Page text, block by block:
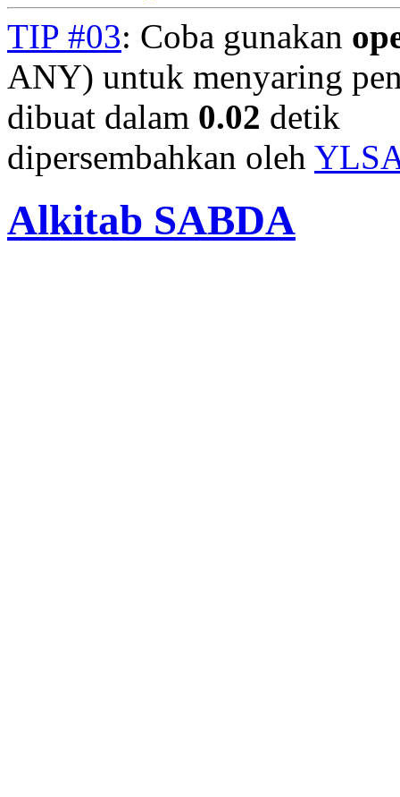
TIP #03: Coba gunakan
ANY) untuk menyaring
dibuat dalam 0.02 detik
dipersembahkan oleh
Alkitab SABDA